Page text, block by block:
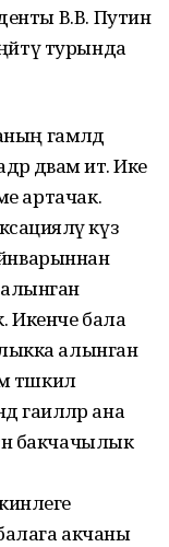
В.В. Путин
турында
гамәлдә
дәвам итә. Ике
артачак.
күз
Икенче бала
алынган
тәшкил
гаиләләр ана
бакчачылык
акчаны